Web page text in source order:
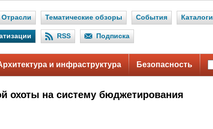
Отрасли Тематические обзоры События Каталоги
RSS Подписка
и инфраструктура Безопасность
охоты на систему бюджетирования